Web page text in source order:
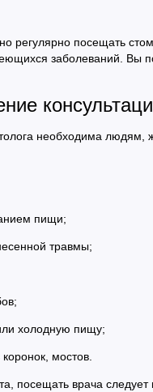
регулярно посещать
заболеваний. Вы
необходима
пищи;
травмы;
холодную пищу;
мостов.
посещать врача